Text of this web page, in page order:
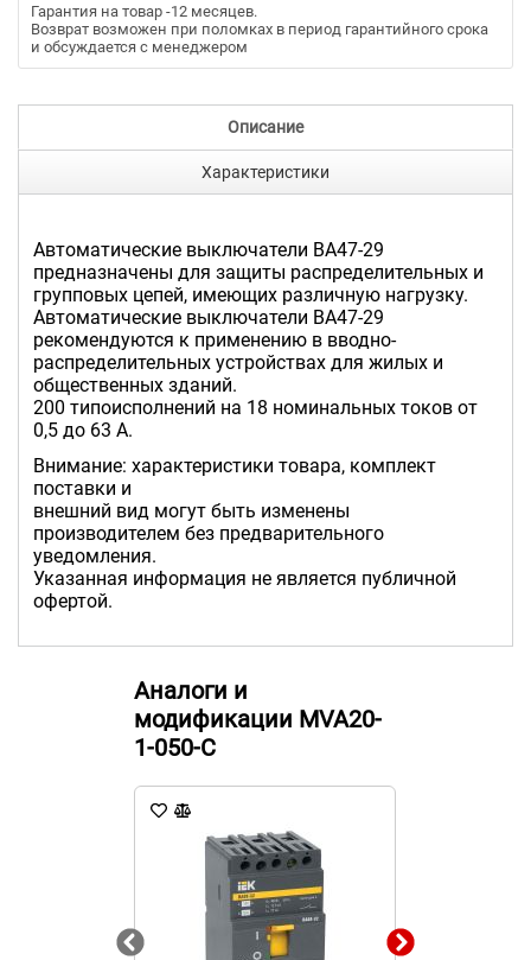
Гарантия на товар -12 месяцев.
Возврат возможен при поломках в период гарантийного срока
и обсуждается с менеджером
Описание
Характеристики
Автоматические выключатели ВА47-29
предназначены для защиты распределительных и
групповых цепей, имеющих различную нагрузку.
Автоматические выключатели ВА47-29
рекомендуются к применению в вводно-
распределительных устройствах для жилых и
общественных зданий.
200 типоисполнений на 18 номинальных токов от
0,5 до 63 А.
Внимание: характеристики товара, комплект
поставки и
внешний вид могут быть изменены
производителем без предварительного
уведомления.
Указанная информация не является публичной
офертой.
Аналоги и
модификации MVA20-
1-050-C